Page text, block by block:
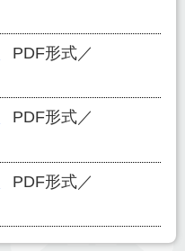
PDF形式／
PDF形式／
PDF形式／